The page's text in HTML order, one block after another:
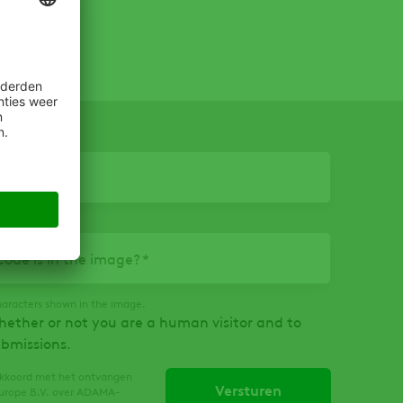
is in the image?
shown in the image.
or not you are a human visitor and to
met het ontvangen
B.V. over ADAMA-